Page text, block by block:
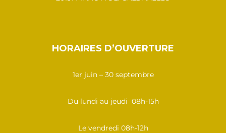
HORAIRES D’OUVERTURE
1er juin – 30 septembre
Du lundi au jeudi 08h-15h
Le vendredi 08h-12h